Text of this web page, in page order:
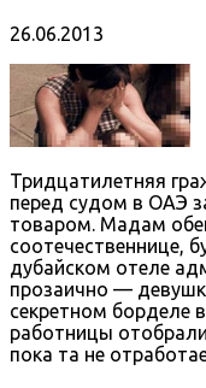
26.06.2013
Тридцатилетняя
перед судом в ОАЭ
товаром. Мадам
соотечественнице,
дубайском отеле
прозаично —
секретном борделе
работницы
пока та не